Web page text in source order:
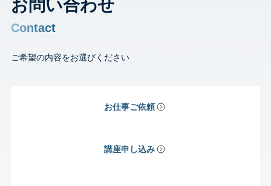
お問い合わせ
Contact
ご希望の内容をお選びください
お仕事ご依頼
講座申し込み